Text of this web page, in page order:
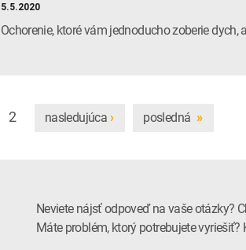
5.5.2020
Ochorenie, ktoré vám jednoducho zoberie dych,
2 nasledujúca › posledná »
Neviete nájsť odpoveď na vaše otázky?
Máte problém, ktorý potrebujete